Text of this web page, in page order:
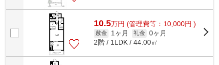
10.5万円 (管理費等：10,000円 )
敷金 1ヶ月 礼金 0ヶ月
2階 / 1LDK / 44.00㎡